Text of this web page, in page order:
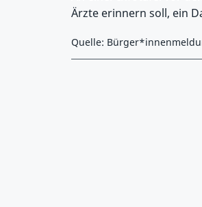
Ärzte erinnern soll, ein
Quelle: